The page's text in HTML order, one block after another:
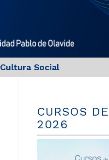
Cultura Social
CURSOS
2026